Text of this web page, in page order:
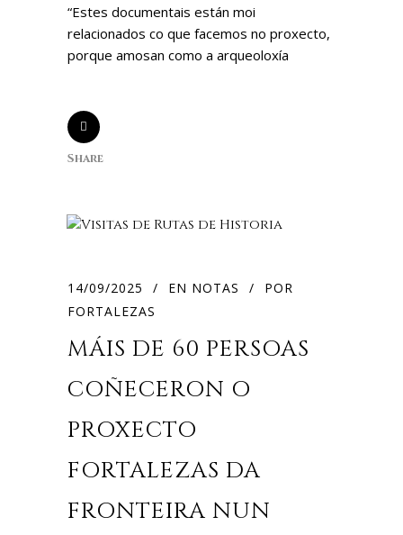
“Estes documentais están moi
relacionados co que facemos no proxecto,
porque amosan como a arqueoloxía
Share
14/09/2025 EN NOTAS
POR
FORTALEZAS
MÁIS DE 60 PERSOAS
COÑECERON O
PROXECTO
FORTALEZAS DA
FRONTEIRA NUN